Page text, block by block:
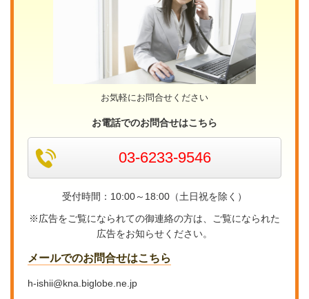
お気軽にお問合せください
お電話でのお問合せはこちら
03-6233-9546
受付時間：10:00～18:00（土日祝を除く）
※広告をご覧になられての御連絡の方は、ご覧になられた
広告をお知らせください。
メールでのお問合せはこちら
h-ishii@kna.biglobe.ne.jp